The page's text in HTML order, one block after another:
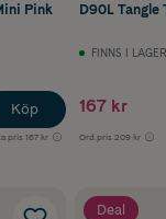
Pink
pris 167 kr
Köp
D90L Tangle
FINNS I LAGER
167 kr
Ord.pris 209 kr
Deal